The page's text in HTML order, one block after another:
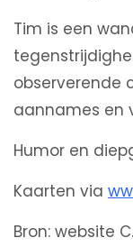
Tim is een
observerende
aannames en
Humor en
Kaarten via
Bron: website C.